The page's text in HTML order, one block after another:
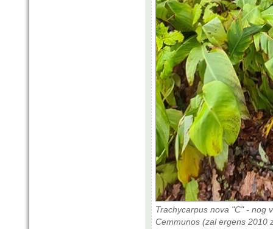
Trachycarpus nova "C" - nog
Cemmunos (zal ergens 2010